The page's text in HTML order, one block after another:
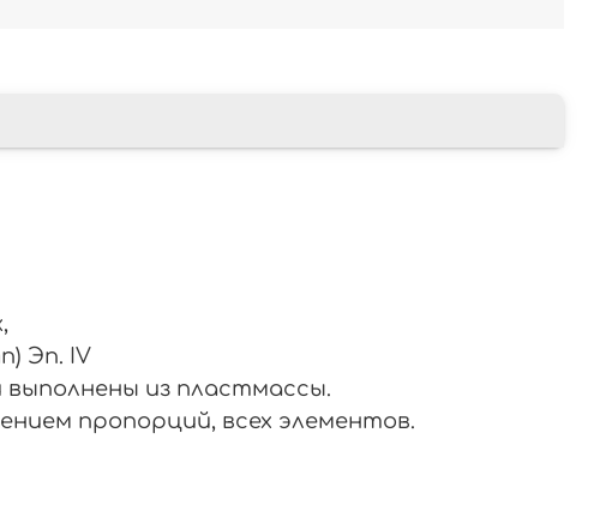
Эп. IV
выполнены из пластмассы.
пропорций, всех элементов.